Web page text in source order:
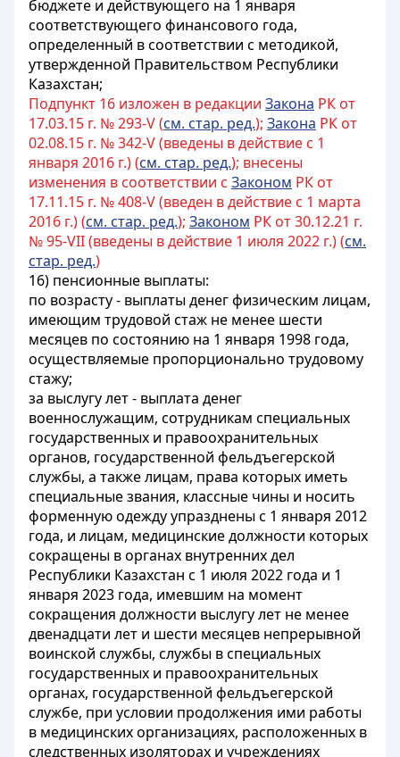
бюджете и действующего на 1 января
соответствующего финансового года,
определенный в соответствии с методикой,
утвержденной Правительством Республики
Казахстан;
Подпункт 16 изложен в редакции Закона РК от
17.03.15 г. № 293-V (см. стар. ред.); Закона РК от
02.08.15 г. № 342-V (введены в действие с 1
января 2016 г.) (см. стар. ред.); внесены
изменения в соответствии с Законом РК от
17.11.15 г. № 408-V (введен в действие с 1 марта
2016 г.) (см. стар. ред.); Законом РК от 30.12.21 г.
№ 95-VII (введены в действие 1 июля 2022 г.) (см.
стар. ред.)
16) пенсионные выплаты:
по возрасту - выплаты денег физическим лицам,
имеющим трудовой стаж не менее шести
месяцев по состоянию на 1 января 1998 года,
осуществляемые пропорционально трудовому
стажу;
за выслугу лет - выплата денег
военнослужащим, сотрудникам специальных
государственных и правоохранительных
органов, государственной фельдъегерской
службы, а также лицам, права которых иметь
специальные звания, классные чины и носить
форменную одежду упразднены с 1 января 2012
года, и лицам, медицинские должности которых
сокращены в органах внутренних дел
Республики Казахстан с 1 июля 2022 года и 1
января 2023 года, имевшим на момент
сокращения должности выслугу лет не менее
двенадцати лет и шести месяцев непрерывной
воинской службы, службы в специальных
государственных и правоохранительных
органах, государственной фельдъегерской
службе, при условии продолжения ими работы
в медицинских организациях, расположенных в
следственных изоляторах и учреждениях